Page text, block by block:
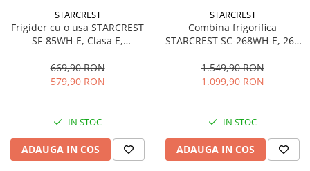
Uscatoare de par
Obiecte sanitare
Alte obiecte sanitare
STARCREST
Frigider cu o usa STARCREST
SF-85WH-E, Clasa E,
interioara, Compartiment
gheata, H 82 cm, Alb
669,90 RON
579,90 RON
IN STOC
ADAUGA IN COS
STARCREST
Combina frigorifica
STARCREST SC-268WH-E, 268
Termostat reglabil, Iluminare
LED, Picioare ajustabile, Usi
1.549,90 RON
1.099,90 RON
IN STOC
ADAUGA IN COS